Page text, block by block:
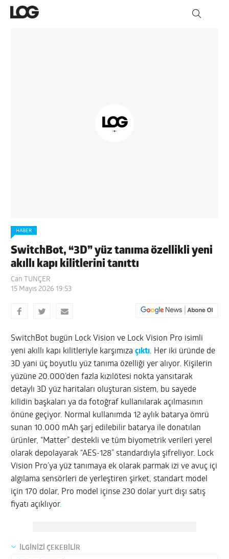
HABER
SwitchBot, “3D” yüz tanıma özellikli yeni
akıllı kapı kilitlerini tanıttı
Can TUNÇER
15 Mayıs 2026 19:53
SwitchBot bugün Lock Vision ve Lock Vision Pro isimli
yeni akıllı kapı kilitleriyle karşımızaçıktı. Her iki üründe de
3D yani üç boyutlu yüz tanıma özelliği yer alıyor. Kişilerin
yüzüne 20.000’den fazla kızılötesi nokta yansıtarak
detaylı 3D yüz haritaları oluşturan sistem, bu sayede
kilidin başkaları ya da fotoğraf kullanılarak açılmasının
önüne geçiyor. Normal kullanımda 12 aylık batarya ömrü
sunan 10.000 mAh şarj edilebilir batarya ile donatılan
ürünler, “Matter” destekli ve tüm biyometrik verileri yerel
olarak depolayarak “AES-128” standardıyla şifreliyor. Lock
Vision Pro’ya yüz tanımaya ek olarak parmak izi ve avuç içi
algılama sensörleri de yerleştiren şirket, standart model
için 170 dolar, Pro model içinse 230 dolar yurt dışı satış
fiyatı açıklıyor.
İLGİNİZİ ÇEKEBİLİR